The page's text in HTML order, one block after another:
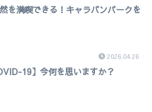
を満喫できる！キャラバンパークを
2026.04.26
19】今何を思いますか？